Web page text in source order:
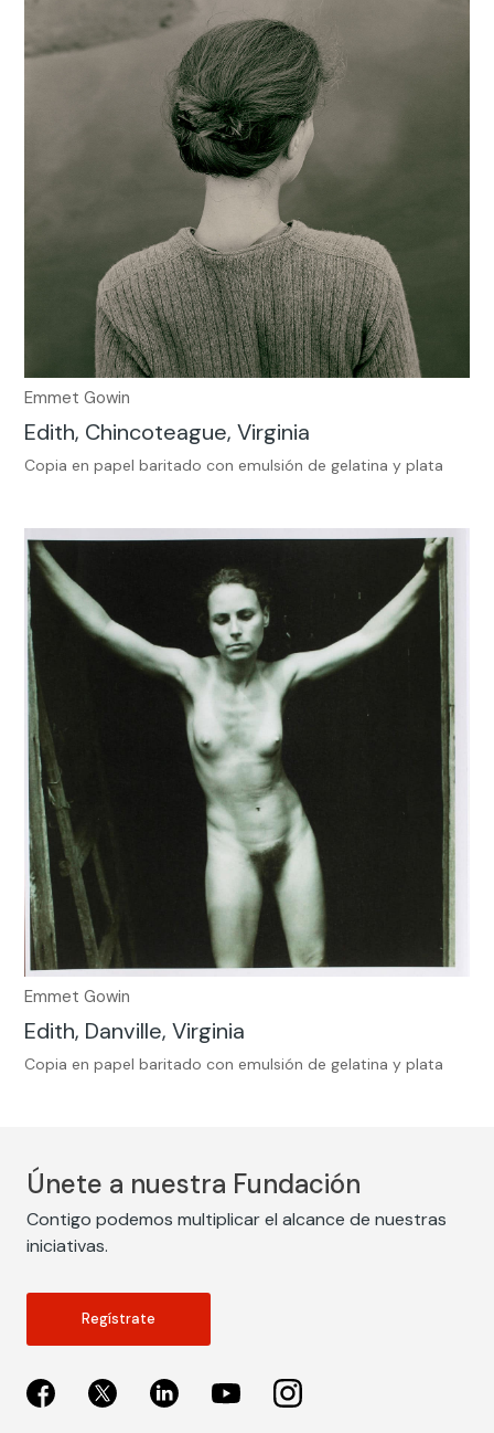
Emmet Gowin
Edith, Chincoteague, Virginia
Copia en papel baritado con emulsión de gelatina y plata
Emmet Gowin
Edith, Danville, Virginia
Copia en papel baritado con emulsión de gelatina y plata
Únete a nuestra Fundación
Contigo podemos multiplicar el alcance de nuestras
iniciativas.
Regístrate